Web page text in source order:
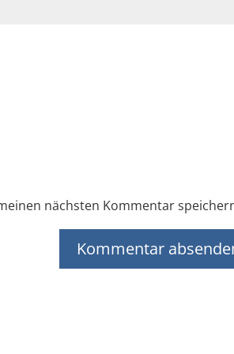
nächsten Kommentar